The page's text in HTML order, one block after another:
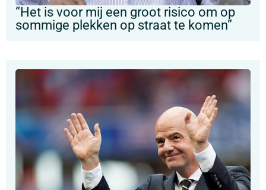
“Het is voor mij een groot risico om op
sommige plekken op straat te komen”